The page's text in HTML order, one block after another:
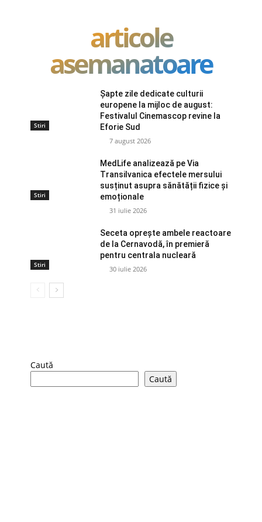
articole
asemanatoare
Stiri
Șapte zile dedicate culturii
europene la mijloc de august:
Festivalul Cinemascop revine la
Eforie Sud
7 august 2026
Stiri
MedLife analizează pe Via
Transilvanica efectele mersului
susținut asupra sănătății fizice și
emoționale
31 iulie 2026
Stiri
Seceta oprește ambele reactoare
de la Cernavodă, în premieră
pentru centrala nucleară
30 iulie 2026
Caută
Caută